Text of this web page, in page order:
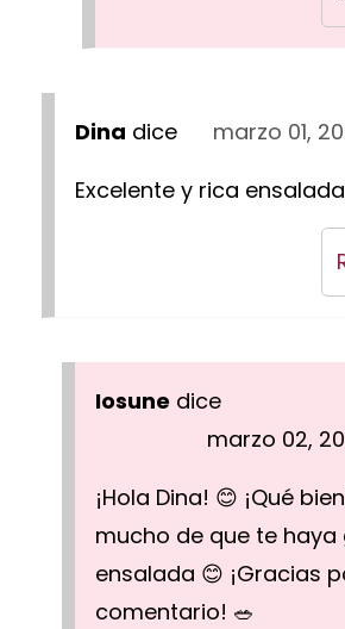
Dina dice
marzo 01,
Excelente y rica
Iosune dice
marzo 02,
¡Hola Dina! 😊 ¡Qué
mucho de que te
ensalada 😊 ¡Gracias
comentario! 🥗